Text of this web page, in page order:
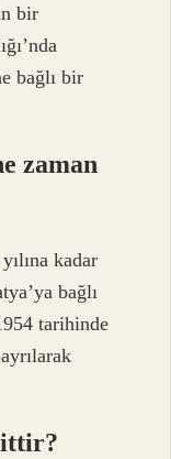
bir
bağlı bir
zaman
kadar
bağlı
tarihinde